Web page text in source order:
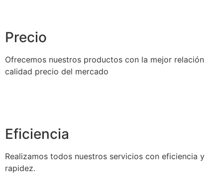
Precio
Ofrecemos nuestros productos con la mejor relación
calidad precio del mercado
Eficiencia
Realizamos todos nuestros servicios con eficiencia y
rapidez.